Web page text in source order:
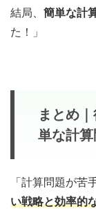
結局、 簡単な計
た！」
まとめ
単な計算
「計算問題が苦
い戦略と効率的